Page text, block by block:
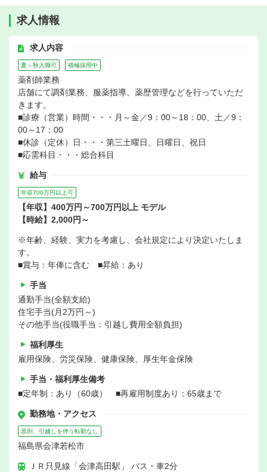
求人情報
求人内容
夏～秋入職可 積極採用中
薬剤師業務
店舗にて調剤業務、服薬指導、薬歴管理などを行っていただ
きます。
■診療（営業）時間・・・月～金／9：00～18：00、土／9：
00～17：00
■休診（定休）日・・・第三土曜日、日曜日、祝日
■応需科目・・・総合科目
給与
年収700万円以上可
【年収】400万円～700万円以上 モデル
【時給】2,000円～
※年齢、経験、実力を考慮し、会社規定により決定いたしま
す。
■賞与：年俸に含む ■昇給：あり
手当
通勤手当(全額支給)
住宅手当(月2万円～)
その他手当(役職手当：引越し費用全額負担)
福利厚生
雇用保険、労災保険、健康保険、厚生年金保険
手当・福利厚生備考
■定年制：あり（60歳） ■再雇用制度あり：65歳まで
勤務地・アクセス
原則、引越しを伴う転勤なし
福島県会津若松市
ＪＲ只見線「会津高田駅」 バス・車2分